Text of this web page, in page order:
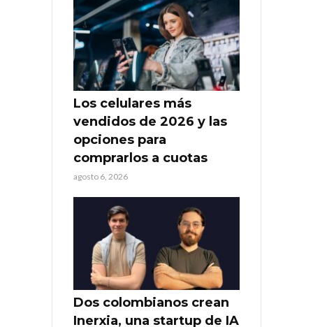
Los celulares más
vendidos de 2026 y las
opciones para
comprarlos a cuotas
agosto 6, 2026
Dos colombianos crean
Inerxia, una startup de IA